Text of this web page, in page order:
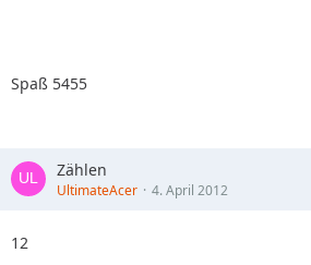
Spaß 5455
Zählen
UltimateAcer 4. April 2012
12